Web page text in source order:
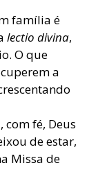
família é
lectio divina,
O que
a
fé, Deus
de estar,
Missa de